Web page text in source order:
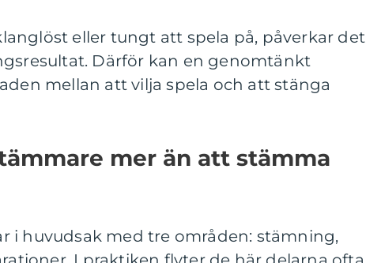
eller tungt att spela på, påverkar det
Därför kan en genomtänkt
mellan att vilja spela och att stänga
mer än att stämma
i huvudsak med tre områden: stämning,